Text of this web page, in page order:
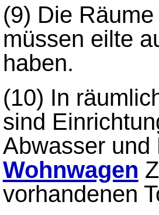
(9) Die
müssen eilte
haben.
(10) In
sind
Abwasser und
Wohnwagen
vorhandenen